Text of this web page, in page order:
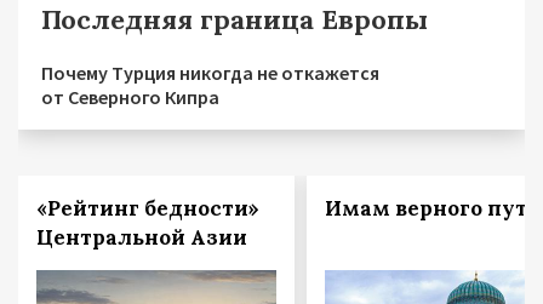
Последняя граница Европы
Почему Турция никогда не откажется
от Северного Кипра
«Рейтинг бедности»
Центральной Азии
Имам верного пути